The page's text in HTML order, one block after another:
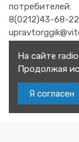
потребителей:
8(0212)43-68-
8(0212)48-21-
организации
управления
На сайте
Продолжая
Я согласен